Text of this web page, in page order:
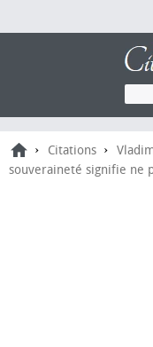
› Citations ›
souveraineté signifie ne